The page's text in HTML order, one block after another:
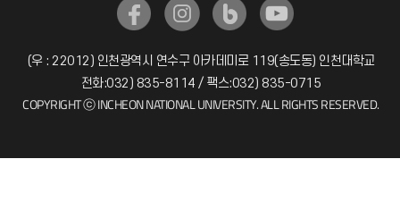
(우 : 22012) 인천광역시 연수구 아카데미로 119(송도동) 인천대학교
전화:032) 835-8114 / 팩스:032) 835-0715
COPYRIGHT ⓒ INCHEON NATIONAL UNIVERSITY. ALL RIGHTS RESERVED.